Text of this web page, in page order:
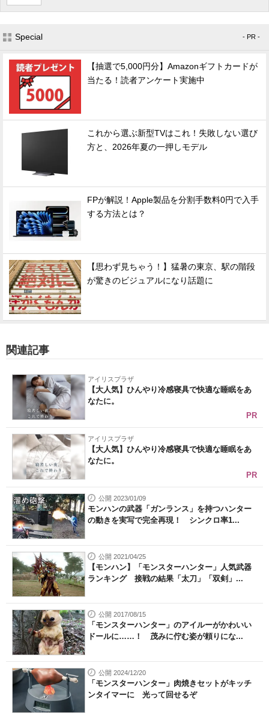
Special - PR -
【抽選で5,000円分】Amazonギフトカードが
当たる！読者アンケート実施中
これから選ぶ新型TVはこれ！失敗しない選び
方と、2026年夏の一押しモデル
FPが解説！Apple製品を分割手数料0円で入手
する方法とは？
【思わず見ちゃう！】猛暑の東京、駅の階段
が驚きのビジュアルになり話題に
関連記事
アイリスプラザ
【大人気】ひんやり冷感寝具で快適な睡眠をあ
なたに。
PR
アイリスプラザ
【大人気】ひんやり冷感寝具で快適な睡眠をあ
なたに。
PR
公開 2023/01/09
モンハンの武器「ガンランス」を持つハンター
の動きを実写で完全再現！ シンクロ率1...
公開 2021/04/25
【モンハン】「モンスターハンター」人気武器
ランキング 接戦の結果「太刀」「双剣」...
公開 2017/08/15
「モンスターハンター」のアイルーがかわいい
ドールに……！ 茂みに佇む姿が頼りにな...
公開 2024/12/20
「モンスターハンター」肉焼きセットがキッチ
ンタイマーに 光って回せるぞ